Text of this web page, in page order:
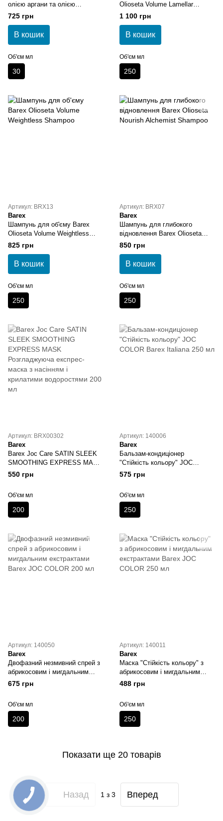
олією аргани та олією
насінням льону Barex Olioseta
Odm Oil Treatment For Hair
725 грн
В кошик
Об'єм мл
30
Olioseta Volume Lamellar
Treatment
1 100 грн
В кошик
Об'єм мл
250
Артикул: BRX13
Barex
Шампунь для об'єму Barex
Olioseta Volume Weightless
Shampoo
825 грн
В кошик
Об'єм мл
250
Артикул: BRX07
Barex
Шампунь для глибокого
відновлення Barex Olioseta
Nourish Alchemist Shampoo
850 грн
В кошик
Об'єм мл
250
Артикул: BRX00302
Barex
Barex Joc Care SATIN SLEEK
SMOOTHING EXPRESS MASK
Розгладжуюча експрес-маска з
насінням і крилатими
550 грн
Об'єм мл
200
Артикул: 140006
Barex
Бальзам-кондиціонер
"Стійкість кольору" JOC
COLOR Barex Italiana 250 мл
575 грн
Об'єм мл
250
Артикул: 140050
Barex
Двофазний незмивний спрей з
абрикосовим і мигдальним
екстрактами Barex JOC COLOR
200 мл
675 грн
Об'єм мл
200
Артикул: 140011
Barex
Маска "Стійкість кольору" з
абрикосовим і мигдальним
екстрактами Barex JOC COLOR
250 мл
488 грн
Об'єм мл
250
Показати ще 20 товарів
Назад 1з 3 Вперед